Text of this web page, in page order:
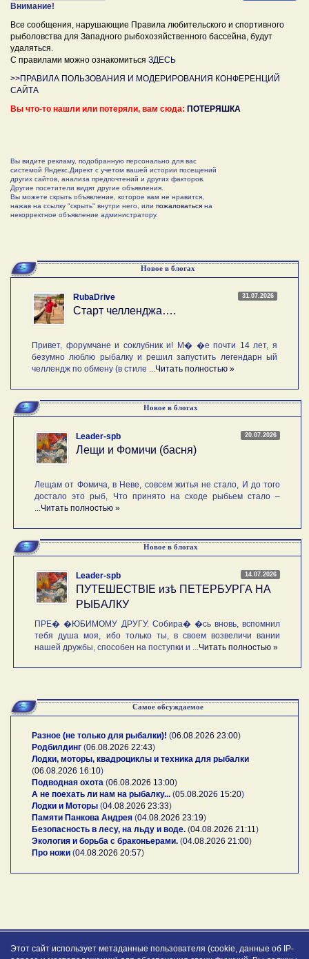
Внимание!
Все сообщения, нарушающие Правила любительского и спортивного
рыболовства для Западного рыбохозяйственного бассейна, будут
удаляться.
С правилами можно ознакомиться ЗДЕСЬ
>>ПРАВИЛА ПОЛЬЗОВАНИЯ И МОДЕРИРОВАНИЯ КОНФЕРЕНЦИЙ
САЙТА
Вы что-то нашли или потеряли, вам сюда: ПОТЕРЯШКА
Вы видите рекламу, подобранную персонально для вас
системой Яндекс.Директ с учетом вашей истории посещений
других сайтов, анализа предпочтений и других факторов.
Другие посетители видят другие объявления.
Вы можете скрыть объявление, которое вам не нравится,
нажав на ссылку "скрыть" внутри него, или пожаловаться на
некорректное объявление администратору.
Новое в блогах
31.07.2026
RubaDrive
Старт челленджа….
Привет, форумчане и соклубник и! М� �е почти 14 лет, я
безумно люблю рыбалку и решил запустить легендарн ый
челлендж по обмену (в стиле ... Читать полностью »
Новое в блогах
20.07.2026
Leader-spb
Лещи и Фомичи (басня)
Лещам от Фомича, в Неве, совсем житья не стало, И до того
достало это рыб, Что принято на сходе рыбьем стало –
Читать полностью »
Новое в блогах
14.07.2026
Leader-spb
ПУТЕШЕСТВIE изѣ ПЕТЕРБУРГА НА
РЫБАЛКУ
ПРЕ� �ЮБИМОМУ ДРУГУ. Собира� �сь вновь, вспомнил
тебя душа моя, ибо только ты, в своем возвеличи вании
нашей дружбы, способен на поступки и ... Читать полностью »
Самое обсуждаемое
Разное (не только для рыбалки)! (06.08.2026 23:00)
Родбилдинг (06.08.2026 22:43)
Лодки, моторы, квадроциклы и техника для рыбалки
(06.08.2026 16:10)
Подводная охота (06.08.2026 13:00)
А не поехать ли нам на рыбалку... (05.08.2026 15:20)
Лодки и Моторы (04.08.2026 23:33)
Памяти Панкова Андрея (04.08.2026 23:19)
Безопасность в лесу, на льду и воде. (04.08.2026 21:11 )
Экология и борьба с браконьерами. (04.08.2026 21:00)
Про ножи (04.08.2026 20:57)
Этот сайт использует метаданные пользователя (cookie, данные об IP-